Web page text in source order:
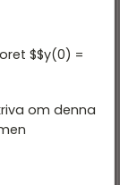
$$y(0) =
om denna